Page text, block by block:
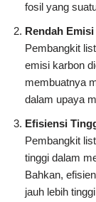
fosil yang
Rendah
Pembangkit
emisi karbon
membuatnya
dalam upaya
Efisiensi
Pembangkit
tinggi dalam
Bahkan,
jauh lebih